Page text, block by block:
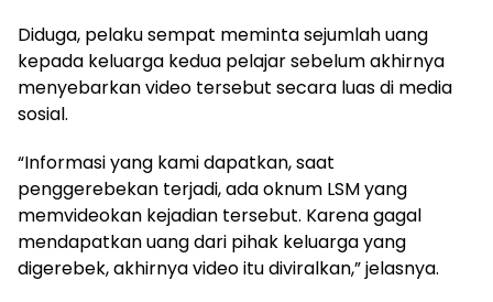
Diduga, pelaku sempat meminta sejumlah uang
kepada keluarga kedua pelajar sebelum akhirnya
menyebarkan video tersebut secara luas di media
sosial.
“Informasi yang kami dapatkan, saat
penggerebekan terjadi, ada oknum LSM yang
memvideokan kejadian tersebut. Karena gagal
mendapatkan uang dari pihak keluarga yang
digerebek, akhirnya video itu diviralkan,” jelasnya.